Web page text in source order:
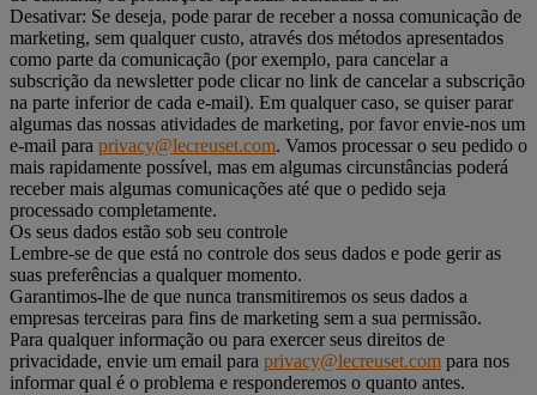
Desativar: Se deseja, pode parar de receber a nossa comunicação de
marketing, sem qualquer custo, através dos métodos apresentados
como parte da comunicação (por exemplo, para cancelar a
subscrição da newsletter pode clicar no link de cancelar a subscrição
na parte inferior de cada e-mail). Em qualquer caso, se quiser parar
algumas das nossas atividades de marketing, por favor envie-nos um
e-mail para privacy@lecreuset.com. Vamos processar o seu pedido o
mais rapidamente possível, mas em algumas circunstâncias poderá
receber mais algumas comunicações até que o pedido seja
processado completamente.
Os seus dados estão sob seu controle
Lembre-se de que está no controle dos seus dados e pode gerir as
suas preferências a qualquer momento.
Garantimos-lhe de que nunca transmitiremos os seus dados a
empresas terceiras para fins de marketing sem a sua permissão.
Para qualquer informação ou para exercer seus direitos de
privacidade, envie um email para privacy@lecreuset.com para nos
informar qual é o problema e responderemos o quanto antes.